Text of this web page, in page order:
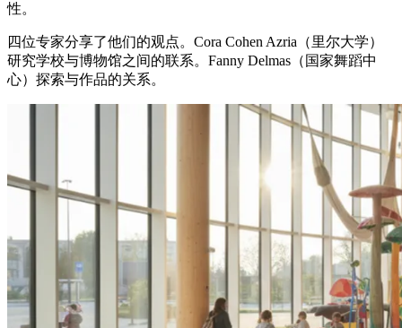
性。
四位专家分享了他们的观点。Cora Cohen Azria（里尔大学）
研究学校与博物馆之间的联系。Fanny Delmas（国家舞蹈中
心）探索与作品的关系。